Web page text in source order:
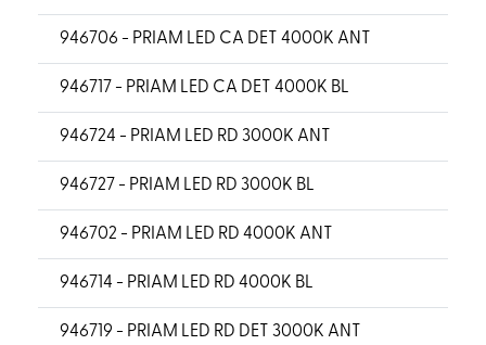
946706 - PRIAM LED CA DET 4000K ANT
946717 - PRIAM LED CA DET 4000K BL
946724 - PRIAM LED RD 3000K ANT
946727 - PRIAM LED RD 3000K BL
946702 - PRIAM LED RD 4000K ANT
946714 - PRIAM LED RD 4000K BL
946719 - PRIAM LED RD DET 3000K ANT